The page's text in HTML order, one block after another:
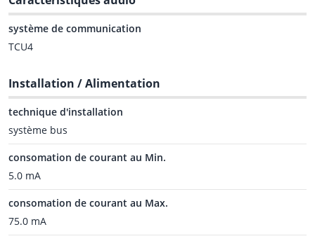
système de communication
TCU4
Installation / Alimentation
technique d'installation
système bus
consomation de courant au Min.
5.0 mA
consomation de courant au Max.
75.0 mA